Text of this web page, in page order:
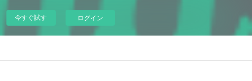
今すぐ試す ログイン